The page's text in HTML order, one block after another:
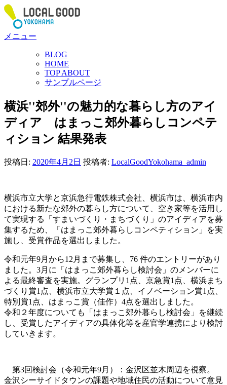
コ
ン
ン
プ
メニュー
BLOG
HOME
TOP ABOUT
サンプルページ
横浜''郊外''の魅力的な暮らし方のアイ
ディア はまっこ郊外暮らしコンペテ
ィション 結果発表
投稿日: 2020年4月2日 投稿者: LocalGoodYokohama_admin
横浜市立大学と京浜急行電鉄株式会社、横浜市は、横浜市内
における新たな郊外の暮らし方について、空き家等を活用し
て実現する「すまいづくり・まちづくり」のアイディアを募
集するため、「はまっこ郊外暮らしコンペティション」を実
施し、受賞作品を選出しました。
令和元年9月から12月まで募集し、76 件のエントリーがあり
ました。3月に「はまっこ郊外暮らし検討会」のメンバーに
よる最終審査を実施。グランプリ1点、京急賞1点、横浜まち
づくり賞1点、横浜市立大学賞１点、イノベーション賞1点、
特別賞1点、はまっこ賞（佳作）4点を選出しました。
令和２年度についても「はまっこ郊外暮らし検討会」を継続
し、受賞したアイディアの具体化等を産官学連携により検討
していきます。
第3回検討会（令和元年9月）：金沢区並木周辺を視察。
金沢シーサイドタウンの課題や地域住民の活動について意見